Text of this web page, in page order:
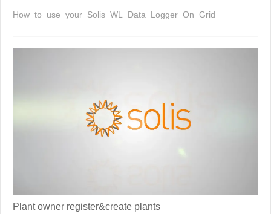
How_to_use_your_Solis_WL_Data_Logger_On_Grid
Plant owner register&create plants